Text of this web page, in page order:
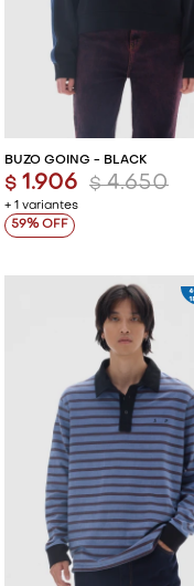
BUZO GOING - BLACK
+ 1 variantes
$ 1.906 $ 4.650
59